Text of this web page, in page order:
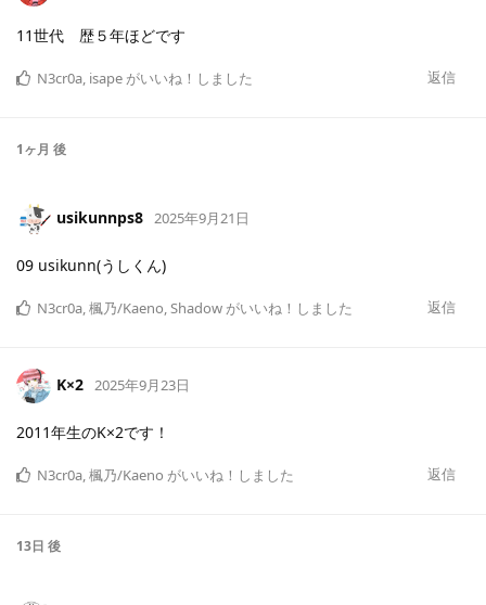
11世代 歴５年ほどです
返信
N3cr0a, isape がいいね！しました
1ヶ月 後
usikunnps8 2025年9月21日
09 usikunn(うしくん)
返信
N3cr0a,楓乃/Kaeno,Shadow がいいね！しました
K×2 2025年9月23日
2011年生のK×2です！
返信
N3cr0a,楓乃/Kaeno がいいね！しました
13日 後